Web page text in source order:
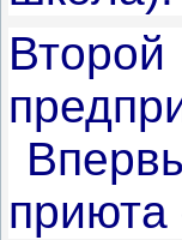
приюта